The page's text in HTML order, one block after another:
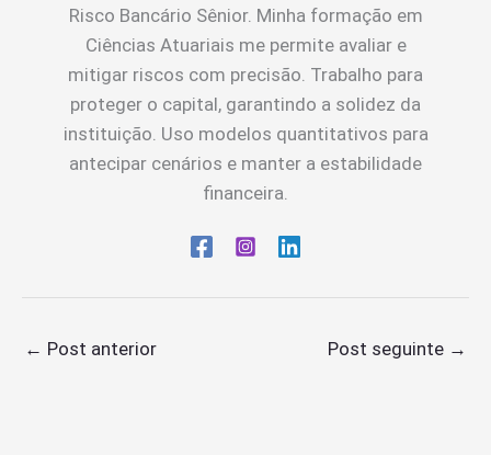
Risco Bancário Sênior. Minha formação em
Ciências Atuariais me permite avaliar e
mitigar riscos com precisão. Trabalho para
proteger o capital, garantindo a solidez da
instituição. Uso modelos quantitativos para
antecipar cenários e manter a estabilidade
financeira.
← Post anterior Post seguinte →